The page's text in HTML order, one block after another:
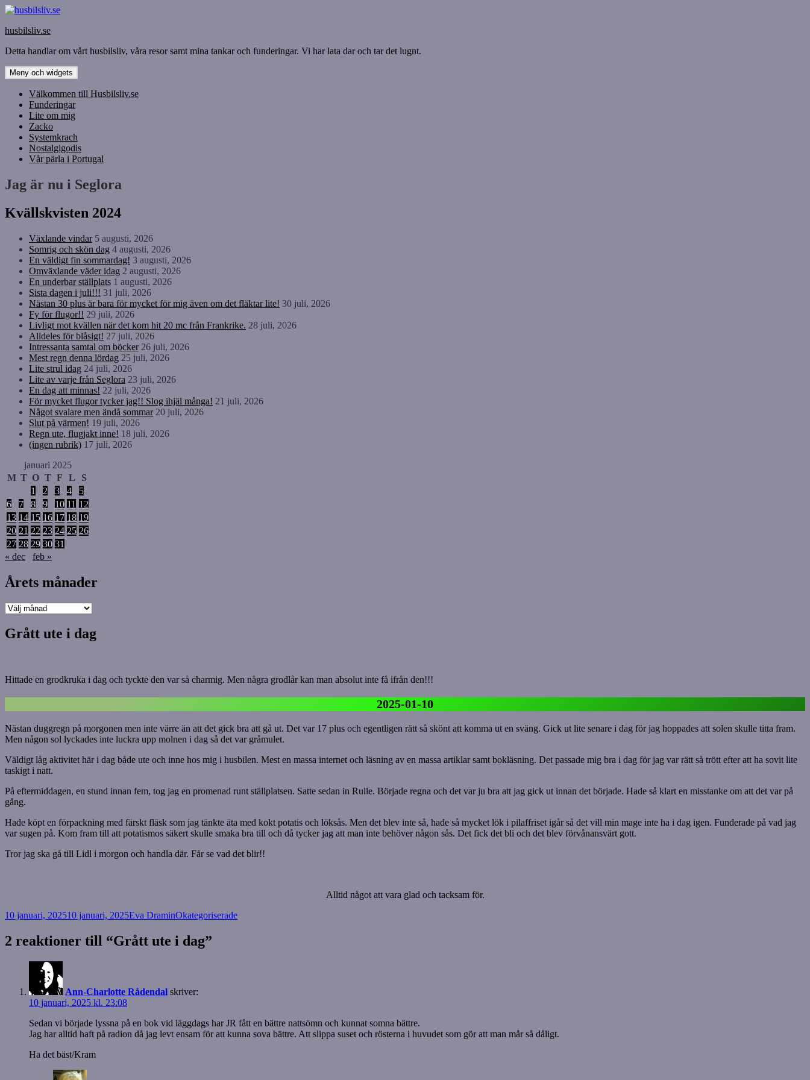
Hoppa
innehåll
husbilsliv.se
Detta handlar om vårt husbilsliv, våra resor samt mina tankar och funderingar. Vi har lata dar och tar det lugnt.
Meny och widgets
Välkommen till Husbilsliv.se
Funderingar
Lite om mig
Zacko
Systemkrach
Nostalgigodis
Vår pärla i Portugal
Jag är nu i Seglora
Kvällskvisten 2024
Växlande vindar 5 augusti, 2026
Somrig och skön dag 4 augusti, 2026
En väldigt fin sommardag! 3 augusti, 2026
Omväxlande väder idag 2 augusti, 2026
En underbar ställplats 1 augusti, 2026
Sista dagen i juli!!! 31 juli, 2026
Nästan 30 plus är bara för mycket för mig även om det fläktar lite! 30 juli, 2026
Fy för flugor!! 29 juli, 2026
Livligt mot kvällen när det kom hit 20 mc från Frankrike. 28 juli, 2026
Alldeles för blåsigt! 27 juli, 2026
Intressanta samtal om böcker 26 juli, 2026
Mest regn denna lördag 25 juli, 2026
Lite strul idag 24 juli, 2026
Lite av varje från Seglora 23 juli, 2026
En dag att minnas! 22 juli, 2026
För mycket flugor tycker jag!! Slog ihjäl många! 21 juli, 2026
Något svalare men ändå sommar 20 juli, 2026
Slut på värmen! 19 juli, 2026
Regn ute, flugjakt inne! 18 juli, 2026
(ingen rubrik) 17 juli, 2026
januari 2025
M T O T F L
S
1
2 3 4
5
6
7 8 9 10 11 12
13 14 15 16 17 18 19
20 21 22 23 24 25 26
27 28 29 30 31
« dec
feb »
Årets månader
Årets
Grått ute i dag
Hittade en grodkruka i dag och tyckte den var så charmig. Men några grodlår kan man absolut inte få ifrån den!!!
2025-01-10
Nästan duggregn på morgonen men inte värre än att det gick bra att gå ut. Det var 17 plus och egentligen rätt så skönt att komma ut en sväng. Gick ut lite senare i dag för jag hoppades att solen skulle titta fram.
Men någon sol lyckades inte luckra upp molnen i dag så det var gråmulet.
Väldigt låg aktivitet här i dag både ute och inne hos mig i husbilen. Mest en massa internet och läsning av en massa artiklar samt bokläsning. Det passade mig bra i dag för jag var rätt så trött efter att ha sovit lite
taskigt i natt.
På eftermiddagen, en stund innan fem, tog jag en promenad runt ställplatsen. Satte sedan in Rulle. Började regna och det var ju bra att jag gick ut innan det började. Hade så klart en misstanke om att det var på
gång.
Hade köpt en förpackning med färskt fläsk som jag tänkte äta med kokt potatis och löksås. Men det blev inte så, hade så mycket lök i pilaffriset igår så det vill min mage inte ha i dag igen. Funderade på vad jag
var sugen på. Kom fram till att potatismos säkert skulle smaka bra till och då tycker jag att man inte behöver någon sås. Det fick det bli och det blev förvånansvärt gott.
Tror jag ska gå till Lidl i morgon och handla där. Får se vad det blir!!
Alltid något att vara glad och tacksam för.
Postat
10 januari, 202510 januari, 2025Författare
Eva DraminKategorier
Okategoriserade
2 reaktioner till “Grått ute i dag”
Ann-Charlotte Rådendal skriver:
10 januari, 2025 kl. 23:08
Sedan vi började lyssna på en bok vid läggdags har JR fått en bättre nattsömn och kunnat somna bättre.
Jag har alltid haft på radion då jag levt ensam för att kunna sova bättre. Att slippa suset och rösterna i huvudet som gör att man mår så dåligt.
Ha det bäst/Kram